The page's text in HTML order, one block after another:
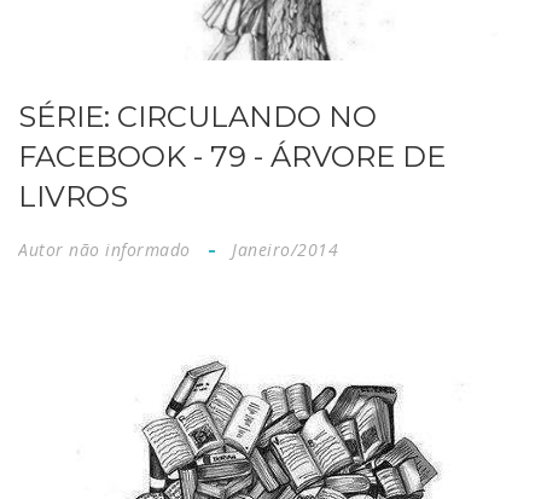
SÉRIE: CIRCULANDO NO
FACEBOOK - 79 - ÁRVORE DE
LIVROS
Autor não informado Janeiro/2014